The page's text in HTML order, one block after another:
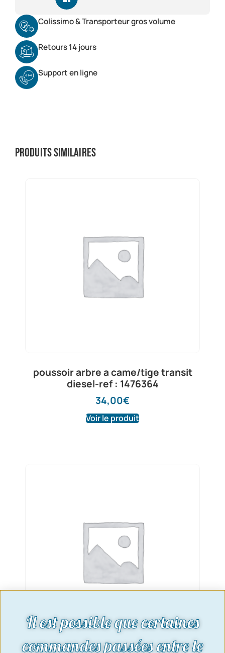
Colissimo & Transporteur gros volume
Retours 14 jours
Support en ligne
Produits similaires
poussoir arbre a came/tige transit
diesel-ref : 1476364
34,00€
Voir le produit
Il est possible que certaines
commandes passées entre le